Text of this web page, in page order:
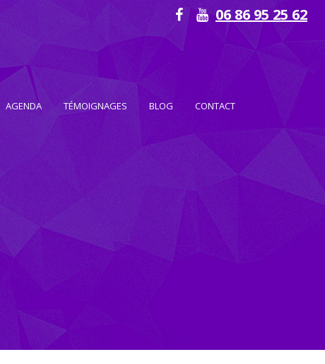
06 86 95 25 62
AGENDA TÉMOIGNAGES BLOG CONTACT